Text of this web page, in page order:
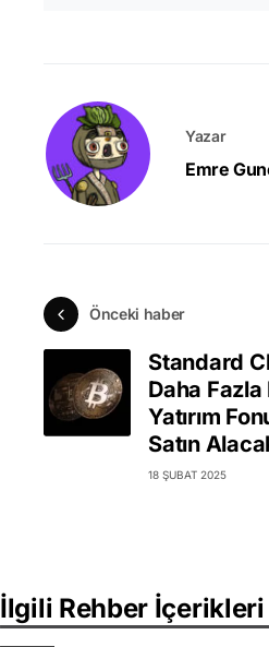
Yazar
Emre
Önceki haber
Standard
Daha
Yatırım
Satın
18 ŞUBAT 2025
İlgili Rehber İçerikleri